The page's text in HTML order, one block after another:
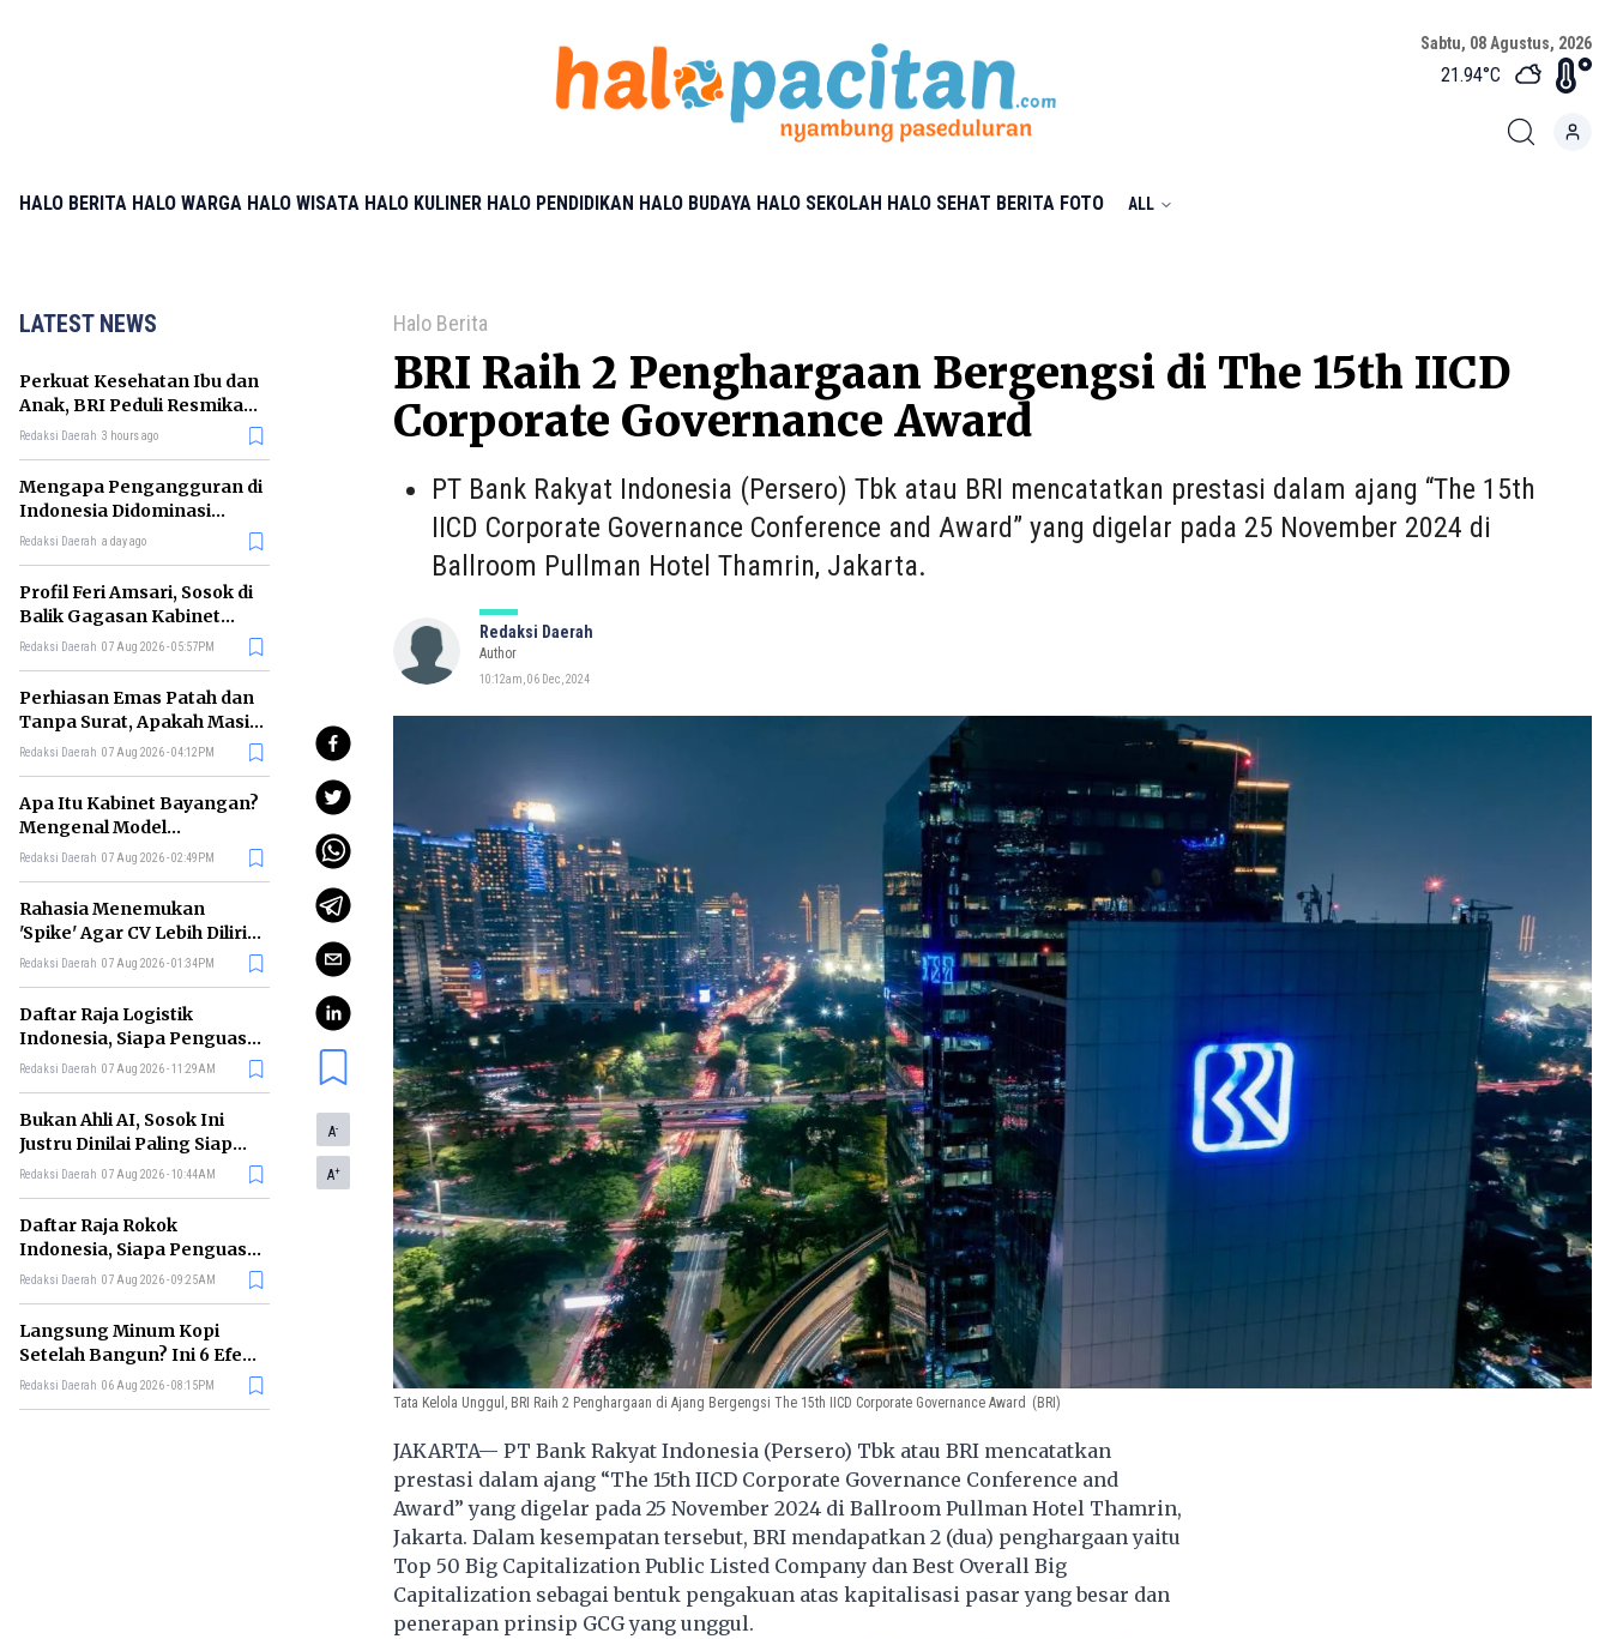
Sabtu, 08 Agustus, 2026
21.94°C
HALO BERITA HALO WARGA HALO WISATA HALO KULINER HALO PENDIDIKAN HALO BUDAYA HALO SEKOLAH HALO SEHAT BERITA FOTO ALL
LATEST NEWS
Perkuat Kesehatan Ibu dan
Anak, BRI Peduli Resmikan
Posyandu di Sleman
Redaksi Daerah 3 hours ago
Mengapa Pengangguran di
Indonesia Didominasi
Lulusan SMK? Ini Faktanya
Redaksi Daerah a day ago
Profil Feri Amsari, Sosok di
Balik Gagasan Kabinet
Bayangan Indonesia
Redaksi Daerah 07 Aug 2026 - 05:57PM
Perhiasan Emas Patah dan
Tanpa Surat, Apakah Masih
Bisa Digadaikan?
Redaksi Daerah 07 Aug 2026 - 04:12PM
Apa Itu Kabinet Bayangan?
Mengenal Model
Pengawasan Alternatif
Redaksi Daerah 07 Aug 2026 - 02:49PM
Rahasia Menemukan
'Spike' Agar CV Lebih Dilirik
Perekrut Menurut Bos
Redaksi Daerah 07 Aug 2026 - 01:34PM
Daftar Raja Logistik
Indonesia, Siapa Penguasa
Industri Pengiriman
Redaksi Daerah 07 Aug 2026 - 11:29AM
Bukan Ahli AI, Sosok Ini
Justru Dinilai Paling Siap
Memimpin Era Kecerdasan
Redaksi Daerah 07 Aug 2026 - 10:44AM
Daftar Raja Rokok
Indonesia, Siapa Penguasa
Industri Tembakau
Redaksi Daerah 07 Aug 2026 - 09:25AM
Langsung Minum Kopi
Setelah Bangun? Ini 6 Efek
yang Terjadi pada Tubuh
Redaksi Daerah 06 Aug 2026 - 08:15PM
Halo Berita
BRI Raih 2 Penghargaan Bergengsi di The 15th IICD
Corporate Governance Award
PT Bank Rakyat Indonesia (Persero) Tbk atau BRI mencatatkan prestasi dalam ajang “The 15th
IICD Corporate Governance Conference and Award” yang digelar pada 25 November 2024 di
Ballroom Pullman Hotel Thamrin, Jakarta.
Redaksi Daerah
Author
10:12am, 06 Dec, 2024
A-
A+
Tata Kelola Unggul, BRI Raih 2 Penghargaan di Ajang Bergengsi The 15th IICD Corporate Governance Award (BRI)
JAKARTA— PT Bank Rakyat Indonesia (Persero) Tbk atau BRI mencatatkan
prestasi dalam ajang “The 15th IICD Corporate Governance Conference and
Award” yang digelar pada 25 November 2024 di Ballroom Pullman Hotel Thamrin,
Jakarta. Dalam kesempatan tersebut, BRI mendapatkan 2 (dua) penghargaan yaitu
Top 50 Big Capitalization Public Listed Company dan Best Overall Big
Capitalization sebagai bentuk pengakuan atas kapitalisasi pasar yang besar dan
penerapan prinsip GCG yang unggul.